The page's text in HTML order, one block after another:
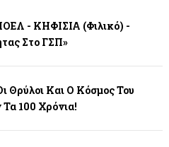
- ΚΗΦΙΣΙΑ (φιλικό) -
Στο ΓΣΠ»
Θρύλοι Και Ο Κόσμος Του
100 Χρόνια!